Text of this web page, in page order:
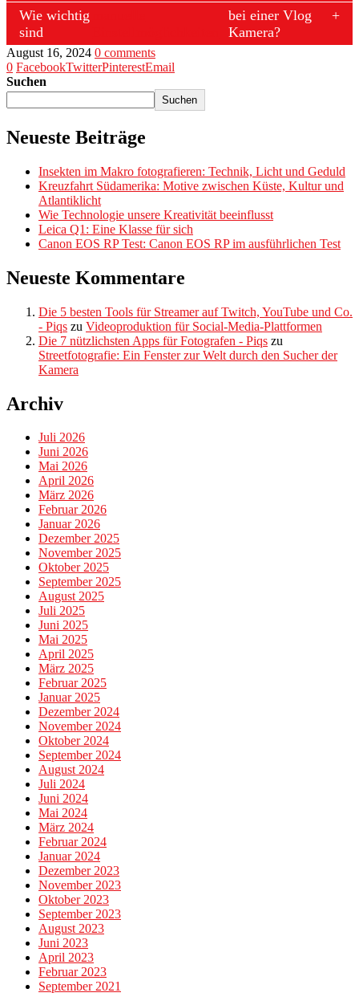
Wie wichtig
sind
bei einer Vlog
Kamera?
August 16, 2024 0 comments
0 FacebookTwitterPinterestEmail
Suchen
Suchen
Neueste Beiträge
Insekten im Makro fotografieren: Technik, Licht und Geduld
Kreuzfahrt Südamerika: Motive zwischen Küste, Kultur und
Atlantiklicht
Wie Technologie unsere Kreativität beeinflusst
Leica Q1: Eine Klasse für sich
Canon EOS RP Test: Canon EOS RP im ausführlichen Test
Neueste Kommentare
Die 5 besten Tools für Streamer auf Twitch, YouTube und Co.
- Piqs zu Videoproduktion für Social-Media-Plattformen
Die 7 nützlichsten Apps für Fotografen - Piqs zu
Streetfotografie: Ein Fenster zur Welt durch den Sucher der
Kamera
Archiv
Juli 2026
Juni 2026
Mai 2026
April 2026
März 2026
Februar 2026
Januar 2026
Dezember 2025
November 2025
Oktober 2025
September 2025
August 2025
Juli 2025
Juni 2025
Mai 2025
April 2025
März 2025
Februar 2025
Januar 2025
Dezember 2024
November 2024
Oktober 2024
September 2024
August 2024
Juli 2024
Juni 2024
Mai 2024
März 2024
Februar 2024
Januar 2024
Dezember 2023
November 2023
Oktober 2023
September 2023
August 2023
Juni 2023
April 2023
Februar 2023
September 2021